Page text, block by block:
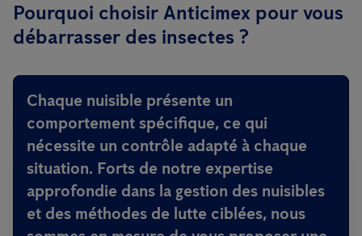
Pourquoi choisir Anticimex pour vous
débarrasser des insectes ?
Chaque nuisible présente un
comportement spécifique, ce qui
nécessite un contrôle adapté à chaque
situation. Forts de notre expertise
approfondie dans la gestion des nuisibles
et des méthodes de lutte ciblées, nous